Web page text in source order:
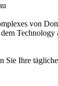
von
Sie Ihre